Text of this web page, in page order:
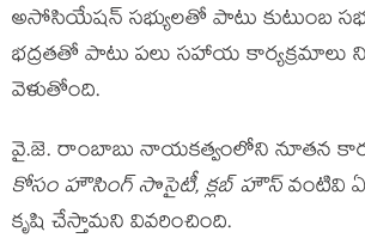
అసోసియేషన్ సభ్యులతో పాటు కుటుంబ
భద్రతతో పాటు పలు సహాయ కార్యక్రమాలు
వెళుతోంది.
వై.జె. రాంబాబు నాయకత్వంలోని నూతన
కోసం హౌసింగ్ సొసైటీ, క్లబ్ హౌస్వంటివి
కృషి చేస్తామని వివరించింది.